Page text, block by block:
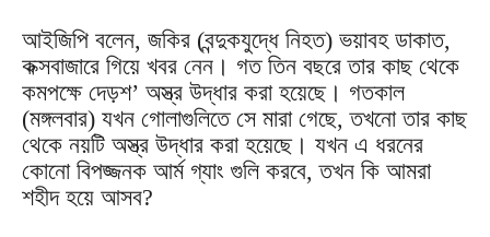
আইজিপি বলেন, জকির (বন্দুকযুদ্ধে নিহত) ভয়াবহ ডাকাত,
কক্সবাজারে গিয়ে খবর নেন। গত তিন বছরে তার কাছ থেকে
কমপক্ষে দেড়শ’ অস্ত্র উদ্ধার করা হয়েছে। গতকাল
(মঙ্গলবার) যখন গোলাগুলিতে সে মারা গেছে, তখনো তার কাছ
থেকে নয়টি অস্ত্র উদ্ধার করা হয়েছে। যখন এ ধরনের
কোনো বিপজ্জনক আর্ম গ্যাং গুলি করবে, তখন কি আমরা
শহীদ হয়ে আসব?